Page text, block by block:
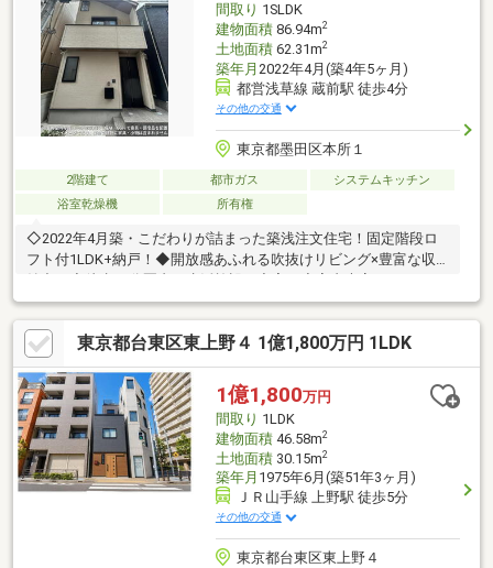
間取り 1SLDK
建物面積86.94m2
土地面積62.31m2
築年月 2022年4月(築4年5ヶ月)
都営浅草線 蔵前駅 徒歩4分
その他の交通
東京都墨田区本所１
2階建て 都市ガス
システムキッチン
浴室乾燥機
所有権
◇2022年4月築・こだわりが詰まった築浅注文住宅！固定階段ロ
フト付1LDK+納戸！◆開放感あふれる吹抜けリビング×豊富な収
納力！◇徒歩10分圏内に生活施設が充実！◆室内大変キレイにお
使いです！※図面と現況に相違がある場合は現況優先と致しま
す。
東京都台東区東上野４ 1億1,800万円 1LDK
1億1,800万円
間取り 1LDK
建物面積46.58m2
土地面積30.15m2
築年月 1975年6月(築51年3ヶ月)
ＪＲ山手線 上野駅 徒歩5分
その他の交通
東京都台東区東上野４